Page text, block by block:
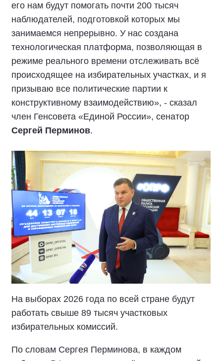
его нам будут помогать почти 200 тысяч
наблюдателей, подготовкой которых мы
занимаемся непрерывно. У нас создана
технологическая платформа, позволяющая в
режиме реального времени отслеживать всё
происходящее на избирательных участках, и я
призываю все политические партии к
конструктивному взаимодействию», - сказал
член Генсовета «Единой России», сенатор
Сергей Перминов.
На выборах 2026 года по всей стране будут
работать свыше 89 тысяч участковых
избирательных комиссий.
По словам Сергея Перминова, в каждом